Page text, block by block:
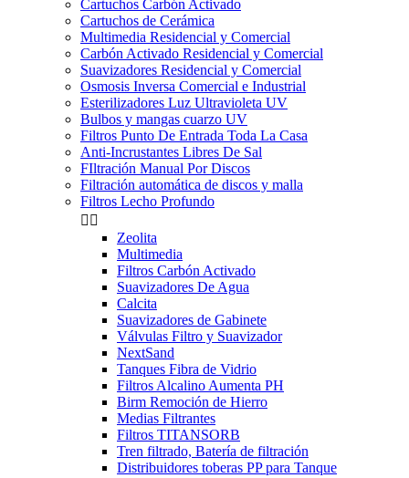
Cartuchos Carbón Activado
Cartuchos de Cerámica
Multimedia Residencial y Comercial
Carbón Activado Residencial y Comercial
Suavizadores Residencial y Comercial
Osmosis Inversa Comercial e Industrial
Esterilizadores Luz Ultravioleta UV
Bulbos y mangas cuarzo UV
Filtros Punto De Entrada Toda La Casa
Anti-Incrustantes Libres De Sal
FIltración Manual Por Discos
Filtración automática de discos y malla
Filtros Lecho Profundo
 
Zeolita
Multimedia
Filtros Carbón Activado
Suavizadores De Agua
Calcita
Suavizadores de Gabinete
Válvulas Filtro y Suavizador
NextSand
Tanques Fibra de Vidrio
Filtros Alcalino Aumenta PH
Birm Remoción de Hierro
Medias Filtrantes
Filtros TITANSORB
Tren filtrado, Batería de filtración
Distribuidores toberas PP para Tanque